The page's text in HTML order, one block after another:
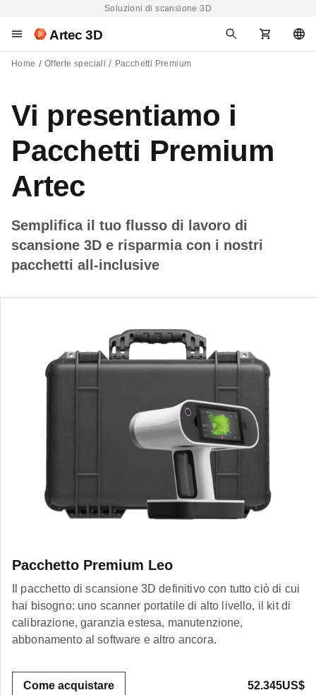
Soluzioni di scansione 3D
Artec 3D
Home Offerte speciali Pacchetti Premium
Vi presentiamo i
Pacchetti Premium
Artec
Semplifica il tuo flusso di lavoro di
scansione 3D e risparmia con i nostri
pacchetti all-inclusive
Pacchetto Premium Leo
Il pacchetto di scansione 3D definitivo con tutto ciò di cui
hai bisogno: uno scanner portatile di alto livello, il kit di
calibrazione, garanzia estesa, manutenzione,
abbonamento al software e altro ancora.
Come acquistare 52.345US$